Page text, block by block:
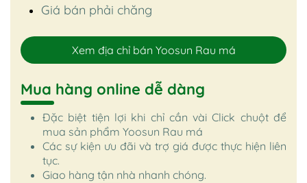
Giá bán phải chăng
Xem địa chỉ bán Yoosun Rau má
Mua hàng online dễ dàng
Đặc biệt tiện lợi khi chỉ cần vài Click chuột để
mua sản phẩm Yoosun Rau má
Các sự kiện ưu đãi và trợ giá được thực hiện liên
tục.
Giao hàng tận nhà nhanh chóng.